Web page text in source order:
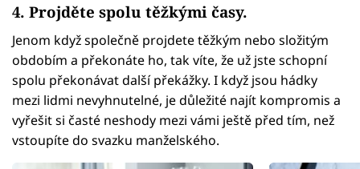
4. Projděte spolu těžkými časy.
Jenom když společně projdete těžkým nebo složitým
obdobím a překonáte ho, tak víte, že už jste schopní
spolu překonávat další překážky. I když jsou hádky
mezi lidmi nevyhnutelné, je důležité najít kompromis a
vyřešit si časté neshody mezi vámi ještě před tím, než
vstoupíte do svazku manželského.